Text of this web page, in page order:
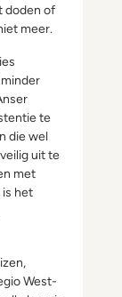
doden of
meer.
te
die wel
uit te
met
het
West-